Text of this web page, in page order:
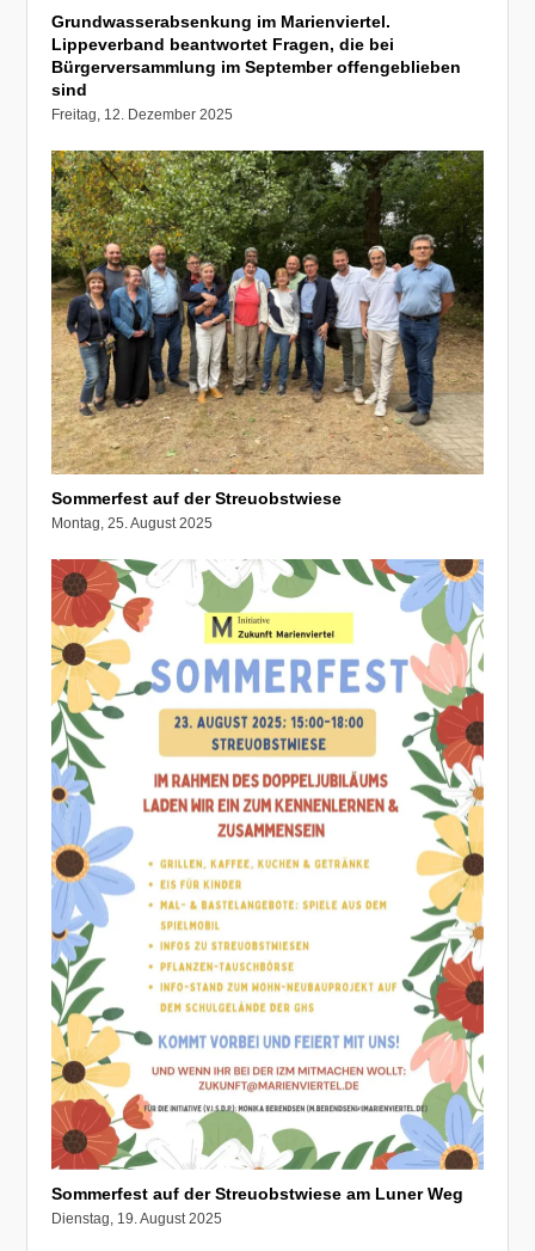
Grundwasserabsenkung im Marienviertel.
Lippeverband beantwortet Fragen, die bei
Bürgerversammlung im September offengeblieben
sind
Freitag, 12. Dezember 2025
Sommerfest auf der Streuobstwiese
Montag, 25. August 2025
Sommerfest auf der Streuobstwiese am Luner Weg
Dienstag, 19. August 2025